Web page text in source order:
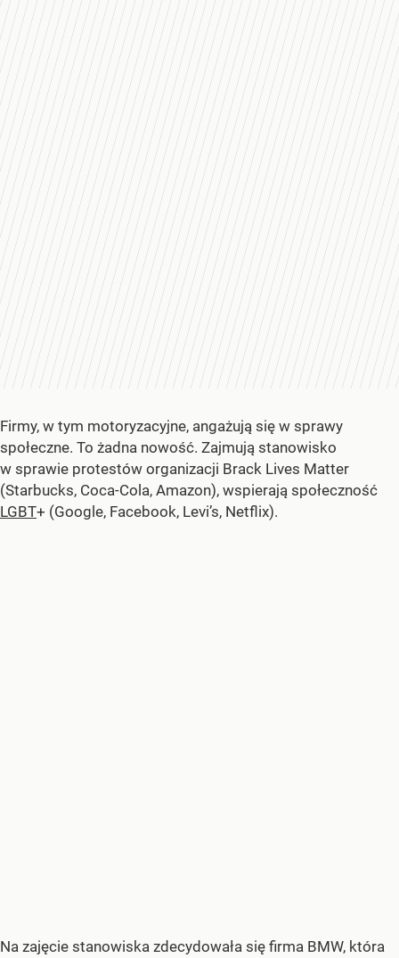
Firmy, w tym motoryzacyjne, angażują się w sprawy
społeczne. To żadna nowość. Zajmują stanowisko
w sprawie protestów organizacji Brack Lives Matter
(Starbucks, Coca-Cola, Amazon), wspierają społeczność
LGBT+ (Google, Facebook, Levi’s, Netflix).
Na zajęcie stanowiska zdecydowała się firma BMW, która